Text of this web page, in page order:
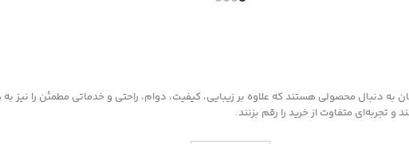
دنبال محصولی هستند که علاوه بر زیبایی، کیفیت، دوام، راحتی و خدماتی مطمئن را نیز
تجربه‌ای متفاوت از خرید را رقم بزنند.